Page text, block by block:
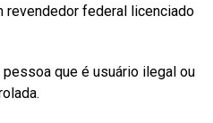
revendedor federal licenciado
que é usuário ilegal ou